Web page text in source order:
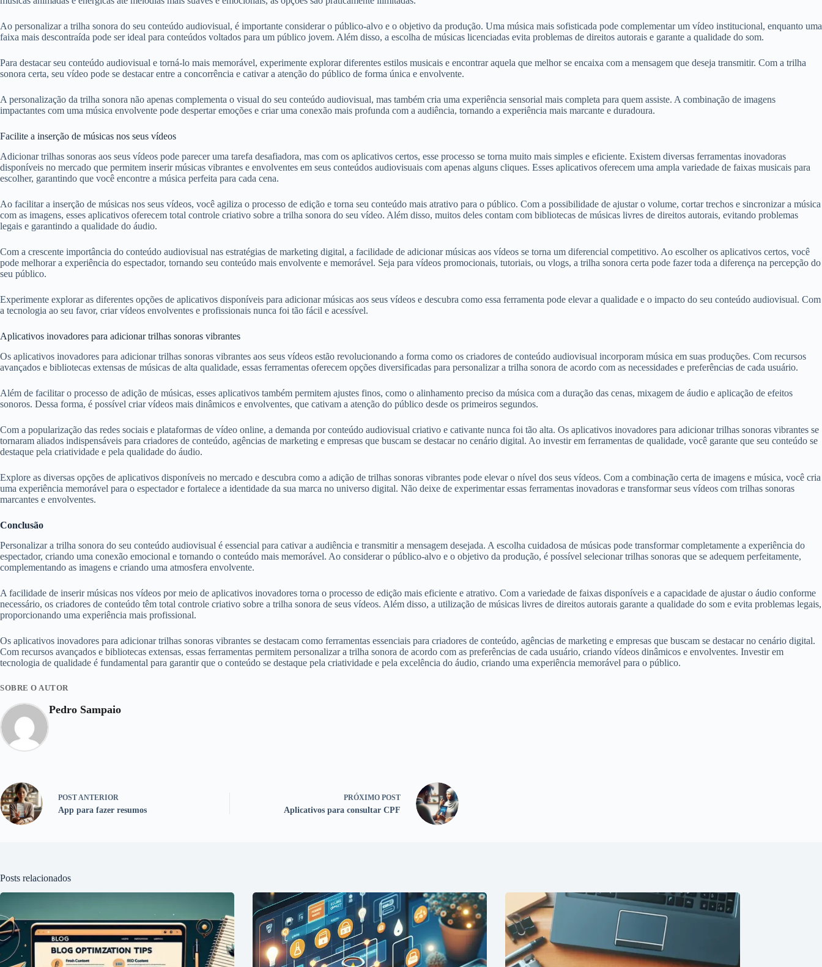
Ao personalizar a trilha sonora do seu conteúdo audiovisual, é importante considerar o público-alvo e o objetivo da produção. Uma música mais sofisticada pode complementar um vídeo institucional, enquanto uma
faixa mais descontraída pode ser ideal para conteúdos voltados para um público jovem. Além disso, a escolha de músicas licenciadas evita problemas de direitos autorais e garante a qualidade do som.
Para destacar seu conteúdo audiovisual e torná-lo mais memorável, experimente explorar diferentes estilos musicais e encontrar aquela que melhor se encaixa com a mensagem que deseja transmitir. Com a trilha
sonora certa, seu vídeo pode se destacar entre a concorrência e cativar a atenção do público de forma única e envolvente.
A personalização da trilha sonora não apenas complementa o visual do seu conteúdo audiovisual, mas também cria uma experiência sensorial mais completa para quem assiste. A combinação de imagens
impactantes com uma música envolvente pode despertar emoções e criar uma conexão mais profunda com a audiência, tornando a experiência mais marcante e duradoura.
Facilite a inserção de músicas nos seus vídeos
Adicionar trilhas sonoras aos seus vídeos pode parecer uma tarefa desafiadora, mas com os aplicativos certos, esse processo se torna muito mais simples e eficiente. Existem diversas ferramentas inovadoras
disponíveis no mercado que permitem inserir músicas vibrantes e envolventes em seus conteúdos audiovisuais com apenas alguns cliques. Esses aplicativos oferecem uma ampla variedade de faixas musicais para
escolher, garantindo que você encontre a música perfeita para cada cena.
Ao facilitar a inserção de músicas nos seus vídeos, você agiliza o processo de edição e torna seu conteúdo mais atrativo para o público. Com a possibilidade de ajustar o volume, cortar trechos e sincronizar a música
com as imagens, esses aplicativos oferecem total controle criativo sobre a trilha sonora do seu vídeo. Além disso, muitos deles contam com bibliotecas de músicas livres de direitos autorais, evitando problemas
legais e garantindo a qualidade do áudio.
Com a crescente importância do conteúdo audiovisual nas estratégias de marketing digital, a facilidade de adicionar músicas aos vídeos se torna um diferencial competitivo. Ao escolher os aplicativos certos, você
pode melhorar a experiência do espectador, tornando seu conteúdo mais envolvente e memorável. Seja para vídeos promocionais, tutoriais, ou vlogs, a trilha sonora certa pode fazer toda a diferença na percepção do
seu público.
Experimente explorar as diferentes opções de aplicativos disponíveis para adicionar músicas aos seus vídeos e descubra como essa ferramenta pode elevar a qualidade e o impacto do seu conteúdo audiovisual. Com
a tecnologia ao seu favor, criar vídeos envolventes e profissionais nunca foi tão fácil e acessível.
Aplicativos inovadores para adicionar trilhas sonoras vibrantes
Os aplicativos inovadores para adicionar trilhas sonoras vibrantes aos seus vídeos estão revolucionando a forma como os criadores de conteúdo audiovisual incorporam música em suas produções. Com recursos
avançados e bibliotecas extensas de músicas de alta qualidade, essas ferramentas oferecem opções diversificadas para personalizar a trilha sonora de acordo com as necessidades e preferências de cada usuário.
Além de facilitar o processo de adição de músicas, esses aplicativos também permitem ajustes finos, como o alinhamento preciso da música com a duração das cenas, mixagem de áudio e aplicação de efeitos
sonoros. Dessa forma, é possível criar vídeos mais dinâmicos e envolventes, que cativam a atenção do público desde os primeiros segundos.
Com a popularização das redes sociais e plataformas de vídeo online, a demanda por conteúdo audiovisual criativo e cativante nunca foi tão alta. Os aplicativos inovadores para adicionar trilhas sonoras vibrantes se
tornaram aliados indispensáveis para criadores de conteúdo, agências de marketing e empresas que buscam se destacar no cenário digital. Ao investir em ferramentas de qualidade, você garante que seu conteúdo se
destaque pela criatividade e pela qualidade do áudio.
Explore as diversas opções de aplicativos disponíveis no mercado e descubra como a adição de trilhas sonoras vibrantes pode elevar o nível dos seus vídeos. Com a combinação certa de imagens e música, você cria
uma experiência memorável para o espectador e fortalece a identidade da sua marca no universo digital. Não deixe de experimentar essas ferramentas inovadoras e transformar seus vídeos com trilhas sonoras
marcantes e envolventes.
Conclusão
Personalizar a trilha sonora do seu conteúdo audiovisual é essencial para cativar a audiência e transmitir a mensagem desejada. A escolha cuidadosa de músicas pode transformar completamente a experiência do
espectador, criando uma conexão emocional e tornando o conteúdo mais memorável. Ao considerar o público-alvo e o objetivo da produção, é possível selecionar trilhas sonoras que se adequem perfeitamente,
complementando as imagens e criando uma atmosfera envolvente.
A facilidade de inserir músicas nos vídeos por meio de aplicativos inovadores torna o processo de edição mais eficiente e atrativo. Com a variedade de faixas disponíveis e a capacidade de ajustar o áudio conforme
necessário, os criadores de conteúdo têm total controle criativo sobre a trilha sonora de seus vídeos. Além disso, a utilização de músicas livres de direitos autorais garante a qualidade do som e evita problemas legais,
proporcionando uma experiência mais profissional.
Os aplicativos inovadores para adicionar trilhas sonoras vibrantes se destacam como ferramentas essenciais para criadores de conteúdo, agências de marketing e empresas que buscam se destacar no cenário digital.
Com recursos avançados e bibliotecas extensas, essas ferramentas permitem personalizar a trilha sonora de acordo com as preferências de cada usuário, criando vídeos dinâmicos e envolventes. Investir em
tecnologia de qualidade é fundamental para garantir que o conteúdo se destaque pela criatividade e pela excelência do áudio, criando uma experiência memorável para o público.
SOBRE O AUTOR
Pedro Sampaio
POSTANTERIOR
App para fazer resumos
PRÓXIMO POST
Aplicativos para consultar CPF
Posts relacionados